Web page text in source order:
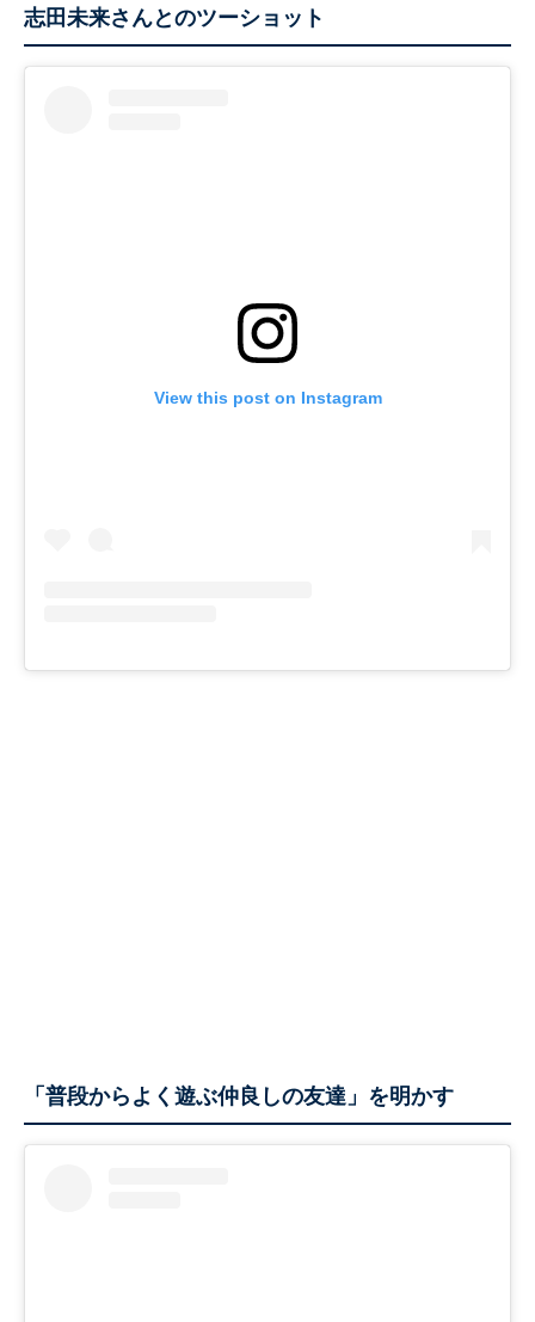
志田未来さんとのツーショット
View this post on Instagram
「普段からよく遊ぶ仲良しの友達」を明かす